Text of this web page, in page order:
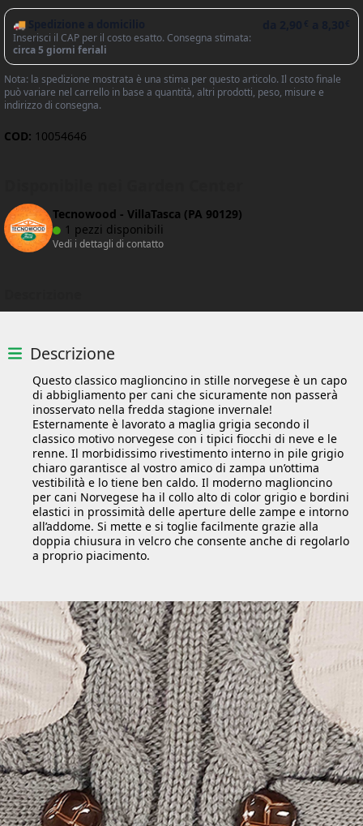
🚚 Spedizione a domicilio
Inserisci il CAP per il costo esatto. Consegna stimata:
circa 5 giorni feriali
Nota: la spedizione mostrata è una stima per questo articolo. Il costo finale
può variare nel carrello in base a quantità, altri prodotti, peso, misure e
indirizzo di consegna.
COD: 10054646
Tecnowood - VillaTasca (PA 90129)
1 pezzi disponibili
Vedi i dettagli di contatto
Descrizione
Questo classico maglioncino in stille norvegese è un capo
di abbigliamento per cani che sicuramente non passerà
inosservato nella fredda stagione invernale!
Esternamente è lavorato a maglia grigia secondo il
classico motivo norvegese con i tipici fiocchi di neve e le
renne. Il morbidissimo rivestimento interno in pile grigio
chiaro garantisce al vostro amico di zampa un’ottima
vestibilità e lo tiene ben caldo. Il moderno maglioncino
per cani Norvegese ha il collo alto di color grigio e bordini
elastici in prossimità delle aperture delle zampe e intorno
all’addome. Si mette e si toglie facilmente grazie alla
doppia chiusura in velcro che consente anche di regolarlo
a proprio piacimento.